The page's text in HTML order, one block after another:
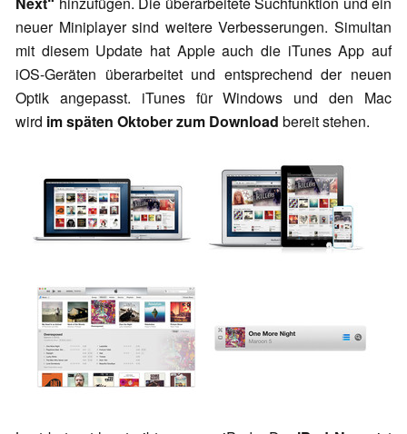
neuer Miniplayer sind weitere Verbesserungen. Simultan
mit diesem Update hat Apple auch die iTunes App auf
iOS-Geräten überarbeitet und entsprechend der neuen
Optik angepasst. iTunes für Windows und den Mac
wird im späten Oktober zum Download bereit stehen.